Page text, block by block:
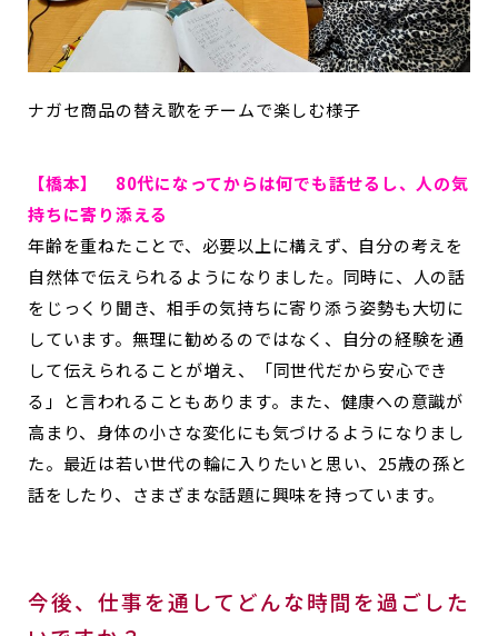
ナガセ商品の替え歌をチームで楽しむ様子
【橋本】 80代になってからは何でも話せるし、人の気
持ちに寄り添える
年齢を重ねたことで、必要以上に構えず、自分の考えを
自然体で伝えられるようになりました。同時に、人の話
をじっくり聞き、相手の気持ちに寄り添う姿勢も大切に
しています。無理に勧めるのではなく、自分の経験を通
して伝えられることが増え、「同世代だから安心でき
る」と言われることもあります。また、健康への意識が
高まり、身体の小さな変化にも気づけるようになりまし
た。最近は若い世代の輪に入りたいと思い、25歳の孫と
話をしたり、さまざまな話題に興味を持っています。
今後、仕事を通してどんな時間を過ごした